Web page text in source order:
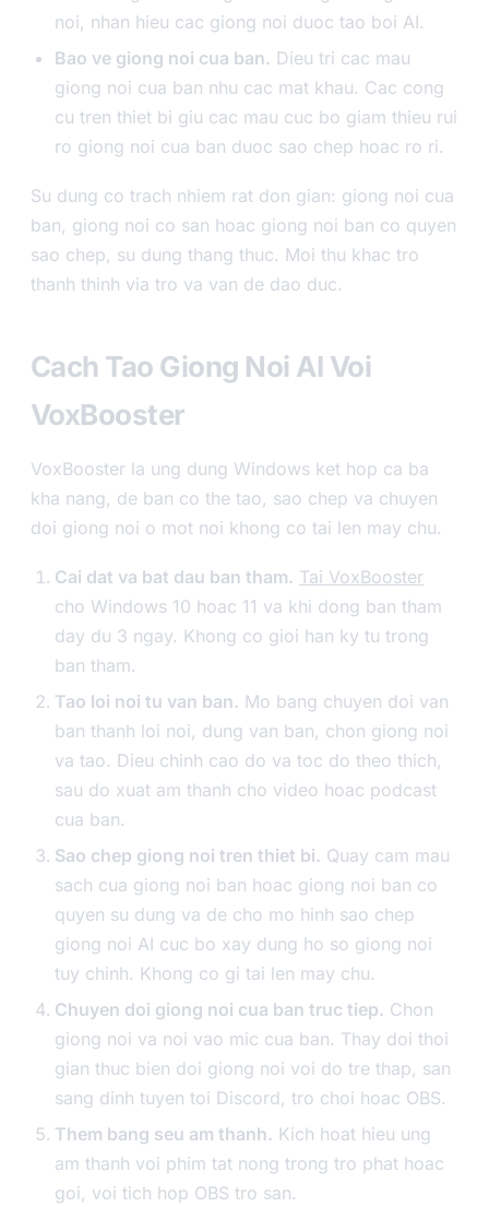
noi, nhan hieu cac giong noi duoc tao boi AI.
Bao ve giong noi cua ban. Dieu tri cac mau
giong noi cua ban nhu cac mat khau. Cac cong
cu tren thiet bi giu cac mau cuc bo giam thieu rui
ro giong noi cua ban duoc sao chep hoac ro ri.
Su dung co trach nhiem rat don gian: giong noi cua
ban, giong noi co san hoac giong noi ban co quyen
sao chep, su dung thang thuc. Moi thu khac tro
thanh thinh via tro va van de dao duc.
Cach Tao Giong Noi AI Voi
VoxBooster
VoxBooster la ung dung Windows ket hop ca ba
kha nang, de ban co the tao, sao chep va chuyen
doi giong noi o mot noi khong co tai len may chu.
Cai dat va bat dau ban tham. Tai VoxBooster
cho Windows 10 hoac 11 va khi dong ban tham
day du 3 ngay. Khong co gioi han ky tu trong
ban tham.
Tao loi noi tu van ban. Mo bang chuyen doi van
ban thanh loi noi, dung van ban, chon giong noi
va tao. Dieu chinh cao do va toc do theo thich,
sau do xuat am thanh cho video hoac podcast
cua ban.
Sao chep giong noi tren thiet bi. Quay cam mau
sach cua giong noi ban hoac giong noi ban co
quyen su dung va de cho mo hinh sao chep
giong noi AI cuc bo xay dung ho so giong noi
tuy chinh. Khong co gi tai len may chu.
Chuyen doi giong noi cua ban truc tiep. Chon
giong noi va noi vao mic cua ban. Thay doi thoi
gian thuc bien doi giong noi voi do tre thap, san
sang dinh tuyen toi Discord, tro choi hoac OBS.
Them bang seu am thanh. Kich hoat hieu ung
am thanh voi phim tat nong trong tro phat hoac
goi, voi tich hop OBS tro san.